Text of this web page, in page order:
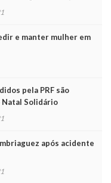
e manter mulher em
pela PRF são
Natal Solidário
após acidente